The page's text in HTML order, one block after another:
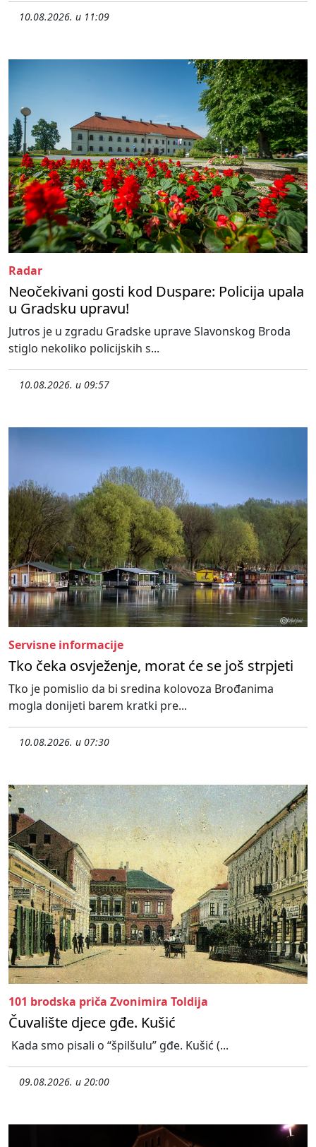
10.08.2026. u 11:09
Radar
Neočekivani gosti kod Duspare: Policija upala
u Gradsku upravu!
Jutros je u zgradu Gradske uprave Slavonskog Broda
stiglo nekoliko policijskih s...
10.08.2026. u 09:57
Servisne informacije
Tko čeka osvježenje, morat će se još strpjeti
Tko je pomislio da bi sredina kolovoza Brođanima
mogla donijeti barem kratki pre...
10.08.2026. u 07:30
101 brodska priča Zvonimira Toldija
Čuvalište djece gđe. Kušić
Kada smo pisali o “špilšulu” gđe. Kušić (...
09.08.2026. u 20:00